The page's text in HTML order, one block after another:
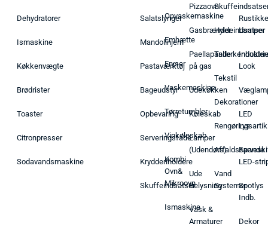
Dehydratorer
Ismaskine
Køkkenvægte
Brødrister
Toaster
Citronpresser
Sodavandsmaskine
Salatslynger
Mandolinjern
Pastaværktøj
Bageudstyr
Opbevaring
Serveringsfade
Krydderiholdere
Skuffeindsatser
Opvaskemaskine
Emhætte
Fryser
Vaskemaskine
Tørretumbler
Vinkøleskab
Kombi
Ovn&
Mikroovn
Ismaskine
Pizzaovn
Gasbrænder
Paellapande
på gas
Udekøkken
Køleskab
Lamper
(Udendørs)
Ude
Belysning
Vask &
Armaturer
Hyldeindsatser
Tekstil
Dekorationer
Affaldsspande
Vand
Systemer
Rustikke
Lamper
Look
LED
Lys
LED-
Spotlys
Indb.
Dekor